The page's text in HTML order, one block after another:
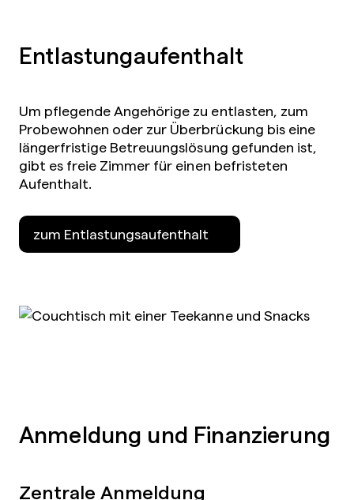
Entlastungaufenthalt
Um pflegende Angehörige zu entlasten, zum
Probewohnen oder zur Überbrückung bis eine
längerfristige Betreuungslösung gefunden ist,
gibt es freie Zimmer für einen befristeten
Aufenthalt.
zum Entlastungsaufenthalt
Anmeldung und Finanzierung
Zentrale Anmeldung